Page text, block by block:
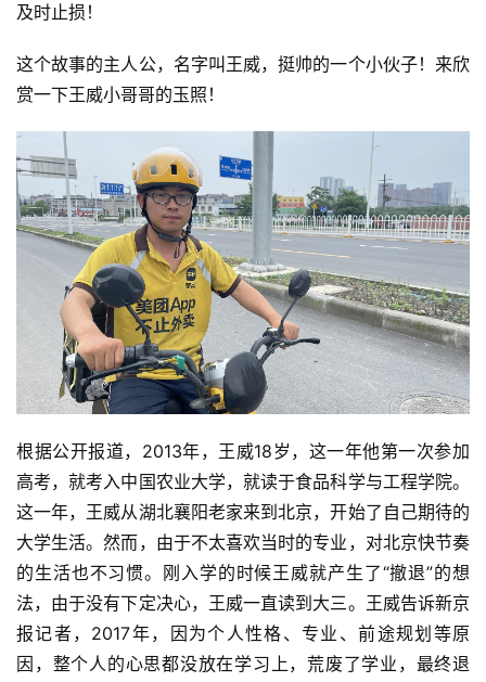
首
页
及时止损！
这个故事的主人公，名字叫王威，挺帅的一个小伙子！来欣
赏一下王威小哥哥的玉照！
根据公开报道，2013年，王威18岁，这一年他第一次参加
高考，就考入中国农业大学，就读于食品科学与工程学院。
这一年，王威从湖北襄阳老家来到北京，开始了自己期待的
大学生活。然而，由于不太喜欢当时的专业，对北京快节奏
的生活也不习惯。刚入学的时候王威就产生了“撤退”的想
法，由于没有下定决心，王威一直读到大三。王威告诉新京
报记者，2017年，因为个人性格、专业、前途规划等原
因，整个人的心思都没放在学习上，荒废了学业，最终退